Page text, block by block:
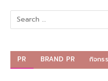
PR BRAND PR กิจกร